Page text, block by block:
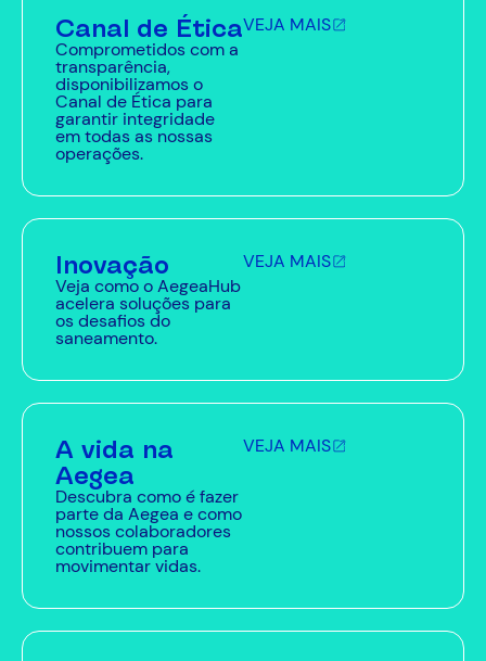
Canal de Ética
Comprometidos com a
transparência,
disponibilizamos o
Canal de Ética para
garantir integridade
em todas as nossas
operações.
VEJA MAIS
Inovação
Veja como o AegeaHub
acelera soluções para
os desafios do
saneamento.
VEJA MAIS
A vida na
Aegea
Descubra como é fazer
parte da Aegea e como
nossos colaboradores
contribuem para
movimentar vidas.
VEJA MAIS